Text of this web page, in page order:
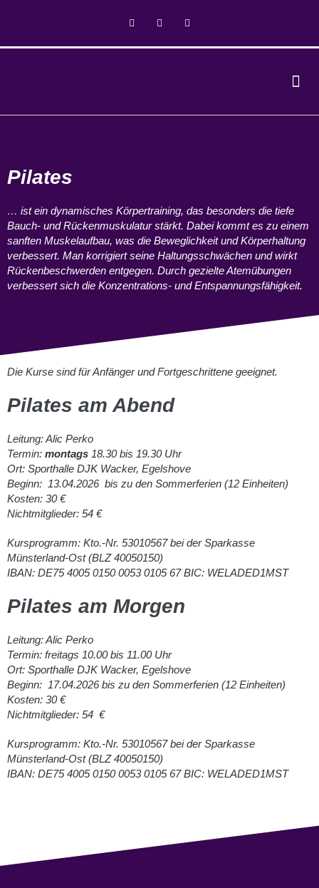
Pilates
… ist ein dynamisches Körpertraining, das besonders die tiefe
Bauch- und Rückenmuskulatur stärkt. Dabei kommt es zu einem
sanften Muskelaufbau, was die Beweglichkeit und Körperhaltung
verbessert. Man korrigiert seine Haltungsschwächen und wirkt
Rückenbeschwerden entgegen. Durch gezielte Atemübungen
verbessert sich die Konzentrations- und Entspannungsfähigkeit.
Die Kurse sind für Anfänger und Fortgeschrittene geeignet.
Pilates am Abend
Leitung: Alic Perko
Termin: montags 18.30 bis 19.30 Uhr
Ort: Sporthalle DJK Wacker, Egelshove
Beginn: 13.04.2026 bis zu den Sommerferien (12 Einheiten)
Kosten: 30 €
Nichtmitglieder: 54 €
Kursprogramm: Kto.-Nr. 53010567 bei der Sparkasse
Münsterland-Ost (BLZ 40050150)
IBAN: DE75 4005 0150 0053 0105 67 BIC: WELADED1MST
Pilates am Morgen
Leitung: Alic Perko
Termin: freitags 10.00 bis 11.00 Uhr
Ort: Sporthalle DJK Wacker, Egelshove
Beginn: 17.04.2026 bis zu den Sommerferien (12 Einheiten)
Kosten: 30 €
Nichtmitglieder: 54 €
Kursprogramm: Kto.-Nr. 53010567 bei der Sparkasse
Münsterland-Ost (BLZ 40050150)
IBAN: DE75 4005 0150 0053 0105 67 BIC: WELADED1MST